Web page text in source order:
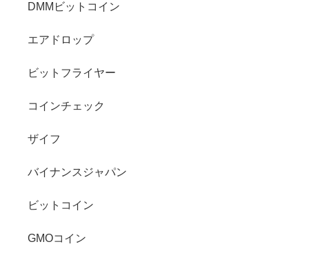
DMMビットコイン
エアドロップ
ビットフライヤー
コインチェック
ザイフ
バイナンスジャパン
ビットコイン
GMOコイン